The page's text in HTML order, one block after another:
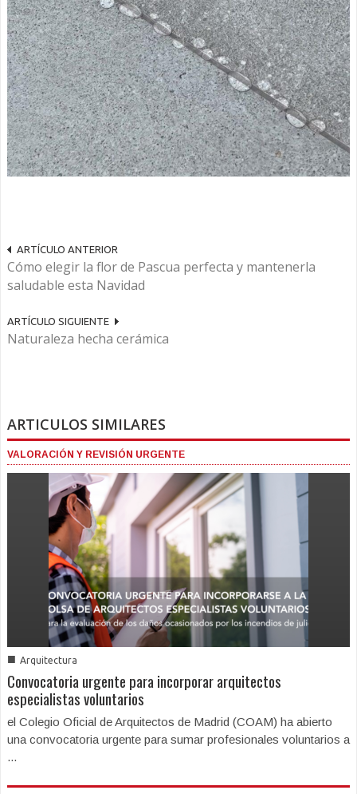
ARTÍCULO ANTERIOR
Cómo elegir la flor de Pascua perfecta y mantenerla
saludable esta Navidad
ARTÍCULO SIGUIENTE
Naturaleza hecha cerámica
ARTICULOS SIMILARES
VALORACIÓN Y REVISIÓN URGENTE
■ Arquitectura
Convocatoria urgente para incorporar arquitectos
especialistas voluntarios
el Colegio Oficial de Arquitectos de Madrid (COAM) ha abierto
una convocatoria urgente para sumar profesionales voluntarios a
...